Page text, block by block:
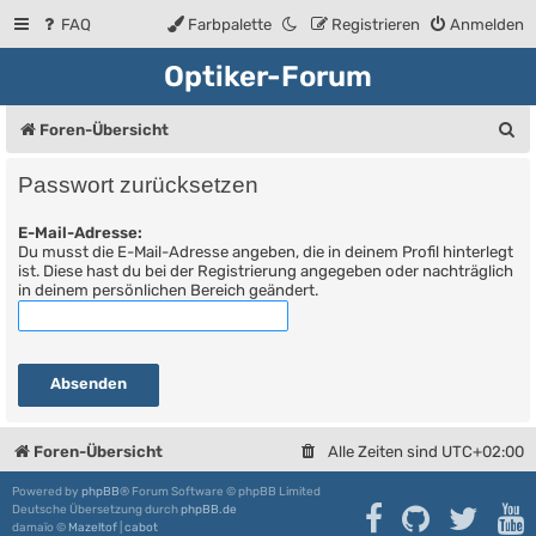
FAQ Anmelden
Registrieren
Farbpalette
Optiker-Forum
Foren-Übersicht
Passwort zurücksetzen
E-Mail-Adresse:
Du musst die E-Mail-Adresse angeben, die in deinem Profil hinterlegt
ist. Diese hast du bei der Registrierung angegeben oder nachträglich
in deinem persönlichen Bereich geändert.
Foren-Übersicht Alle Zeiten sind UTC+02:00
Powered by phpBB® Forum Software © phpBB Limited
Deutsche Übersetzung durchphpBB.de
damaïo © Mazeltof cabot